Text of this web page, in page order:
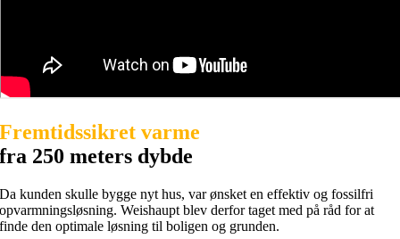
Fremtidssikret varme
fra 250 meters dybde
Da kunden skulle bygge nyt hus, var ønsket en effektiv og fossilfri
opvarmningsløsning. Weishaupt blev derfor taget med på råd for at
finde den optimale løsning til boligen og grunden.